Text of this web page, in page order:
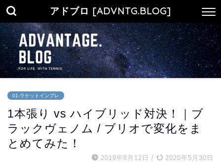
アドブロ [ADVNTG.BLOG]
01-ラケットインプレ
1本張り vs ハイブリッド対決！｜ブ
ラックヴェノム / ブリオで変化をま
とめてみた！
2019年8月12日 / 2020年5月30日